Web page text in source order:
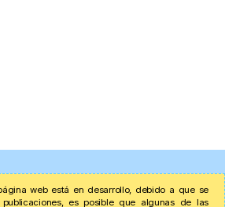
web está en desarrollo, debido a que se
es posible que algunas de las